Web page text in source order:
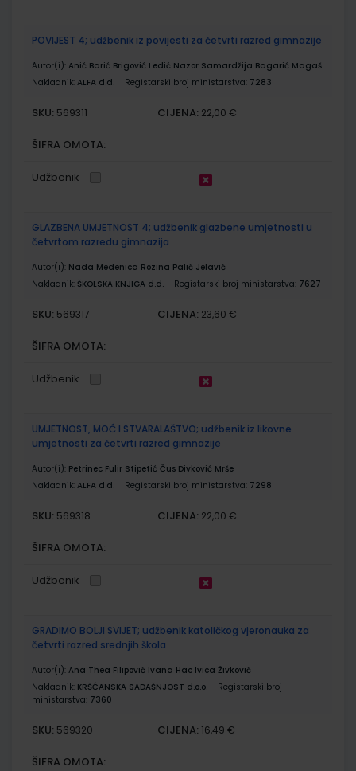
POVIJEST 4; udžbenik iz povijesti za četvrti razred gimnazije
Autor(i): Anić Barić Brigović Ledić Nazor Samardžija Bagarić Magaš
Nakladnik: ALFA d.d. Registarski broj ministarstva: 7283
SKU: 569311 CIJENA: 22,00 €
ŠIFRA OMOTA:
Udžbenik
GLAZBENA UMJETNOST 4; udžbenik glazbene umjetnosti u
četvrtom razredu gimnazija
Autor(i): Nada Medenica Rozina Palić Jelavić
Nakladnik: ŠKOLSKA KNJIGA d.d. Registarski broj ministarstva: 7627
SKU: 569317 CIJENA: 23,60 €
ŠIFRA OMOTA:
Udžbenik
UMJETNOST, MOĆ I STVARALAŠTVO; udžbenik iz likovne
umjetnosti za četvrti razred gimnazije
Autor(i): Petrinec Fulir Stipetić Čus Divković Mrše
Nakladnik: ALFA d.d. Registarski broj ministarstva: 7298
SKU: 569318 CIJENA: 22,00 €
ŠIFRA OMOTA:
Udžbenik
GRADIMO BOLJI SVIJET; udžbenik katoličkog vjeronauka za
četvrti razred srednjih škola
Autor(i): Ana Thea Filipović Ivana Hac Ivica Živković
Nakladnik: KRŠĆANSKA SADAŠNJOST d.o.o.
Registarski broj
ministarstva: 7360
SKU: 569320 CIJENA: 16,49 €
ŠIFRA OMOTA: